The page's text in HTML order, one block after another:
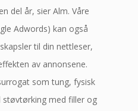
del år, sier Alm. Våre
Adwords) kan også
til din nettleser,
av annonsene.
som tung, fysisk
med filler og